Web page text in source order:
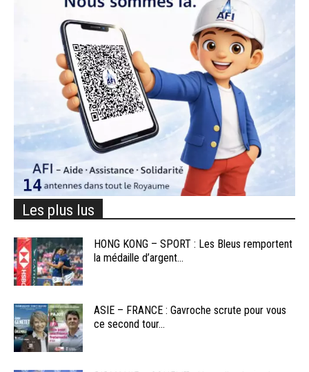
Les plus lus
HONG KONG – SPORT : Les Bleus remportent
la médaille d’argent...
ASIE – FRANCE : Gavroche scrute pour vous
ce second tour...